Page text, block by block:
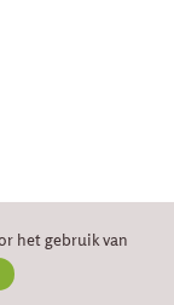
het gebruik van